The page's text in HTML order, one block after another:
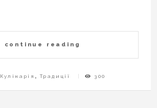
continue reading
Кулінарія ,Традиції 300